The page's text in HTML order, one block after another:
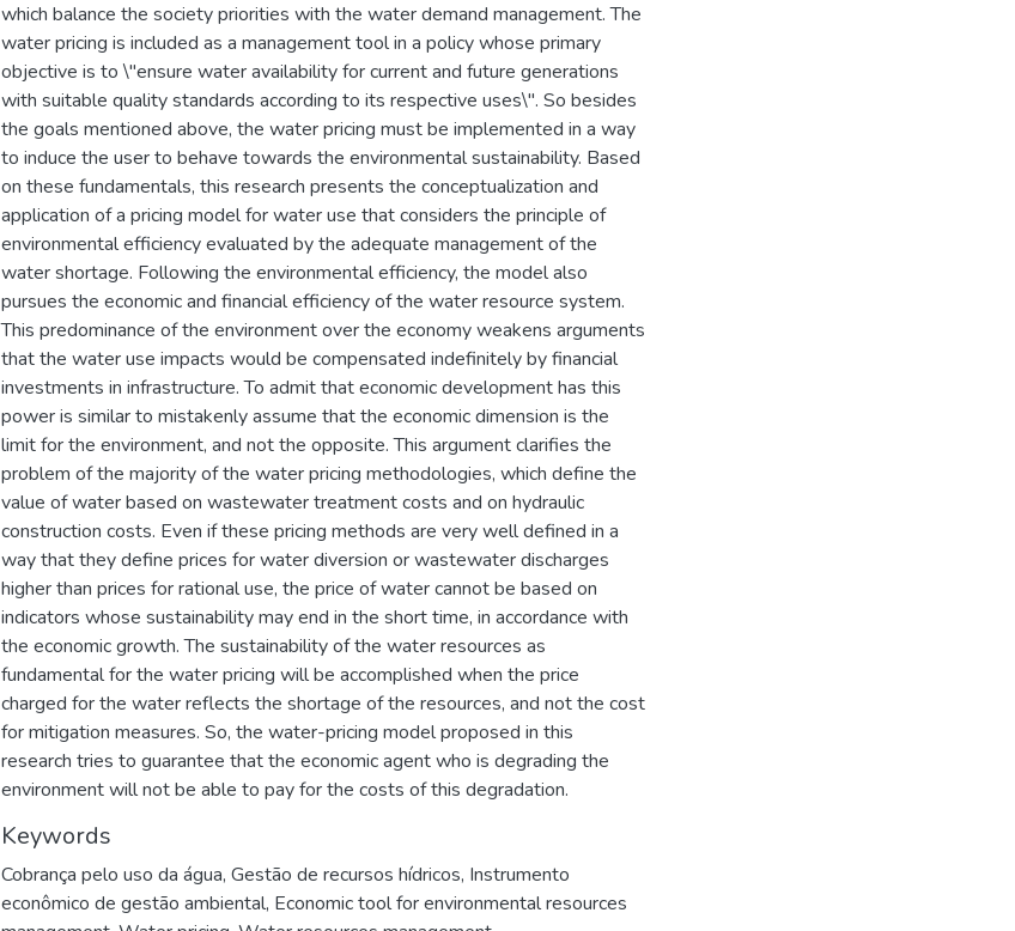
which balance the society priorities with the water demand management. The
water pricing is included as a management tool in a policy whose primary
objective is to \"ensure water availability for current and future generations
with suitable quality standards according to its respective uses\". So besides
the goals mentioned above, the water pricing must be implemented in a way
to induce the user to behave towards the environmental sustainability. Based
on these fundamentals, this research presents the conceptualization and
application of a pricing model for water use that considers the principle of
environmental efficiency evaluated by the adequate management of the
water shortage. Following the environmental efficiency, the model also
pursues the economic and financial efficiency of the water resource system.
This predominance of the environment over the economy weakens arguments
that the water use impacts would be compensated indefinitely by financial
investments in infrastructure. To admit that economic development has this
power is similar to mistakenly assume that the economic dimension is the
limit for the environment, and not the opposite. This argument clarifies the
problem of the majority of the water pricing methodologies, which define the
value of water based on wastewater treatment costs and on hydraulic
construction costs. Even if these pricing methods are very well defined in a
way that they define prices for water diversion or wastewater discharges
higher than prices for rational use, the price of water cannot be based on
indicators whose sustainability may end in the short time, in accordance with
the economic growth. The sustainability of the water resources as
fundamental for the water pricing will be accomplished when the price
charged for the water reflects the shortage of the resources, and not the cost
for mitigation measures. So, the water-pricing model proposed in this
research tries to guarantee that the economic agent who is degrading the
environment will not be able to pay for the costs of this degradation.
Keywords
Cobrança pelo uso da água, Gestão de recursos hídricos, Instrumento
econômico de gestão ambiental, Economic tool for environmental resources